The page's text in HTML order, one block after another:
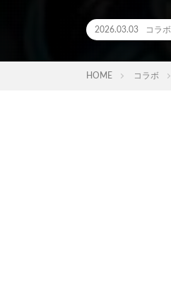
2026.03.03 コラボ
HOME コラボ